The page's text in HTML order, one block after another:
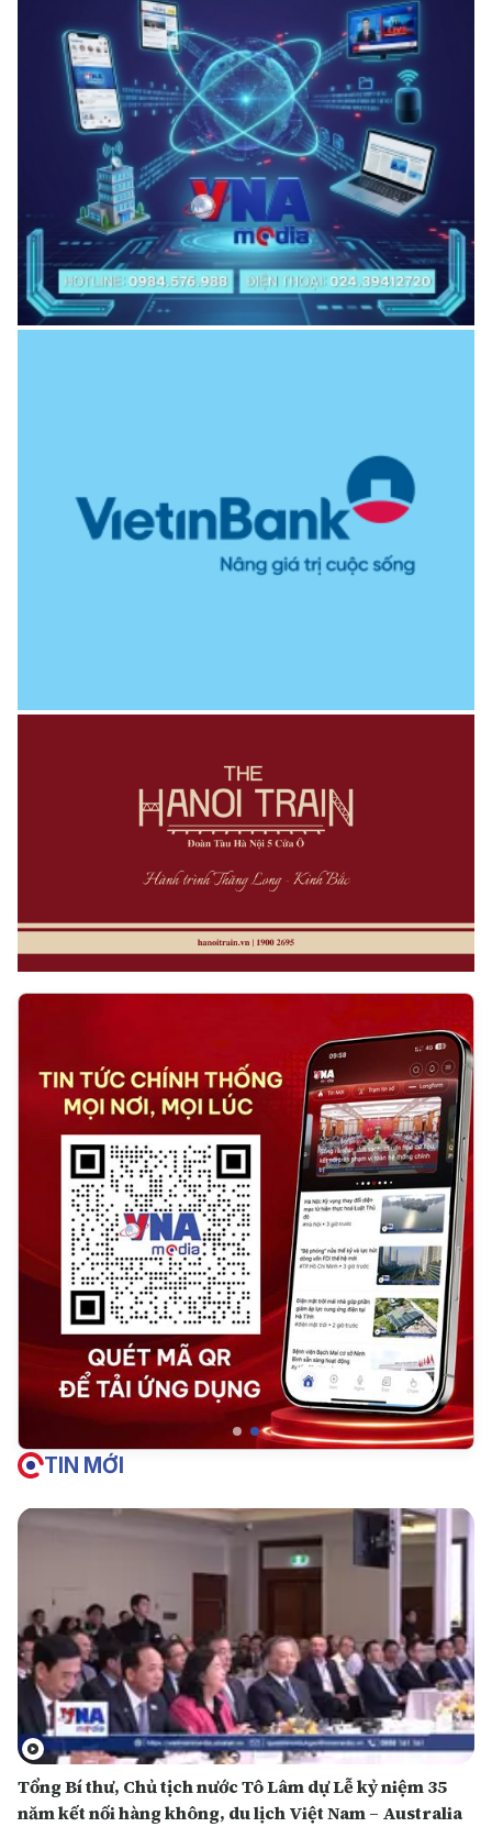
TIN MỚI
Tổng Bí thư, Chủ tịch nước Tô Lâm dự Lễ kỷ niệm 35
năm kết nối hàng không, du lịch Việt Nam – Australia